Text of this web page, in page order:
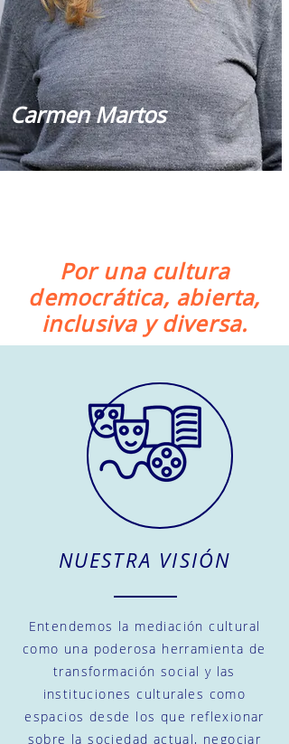
Carmen Martos
Por una cultura
democrática, abierta,
inclusiva y diversa.
NUESTRA VISIÓN
Entendemos la mediación cultural
como una poderosa herramienta de
transformación social y las
instituciones culturales como
espacios desde los que reflexionar
sobre la sociedad actual, negociar